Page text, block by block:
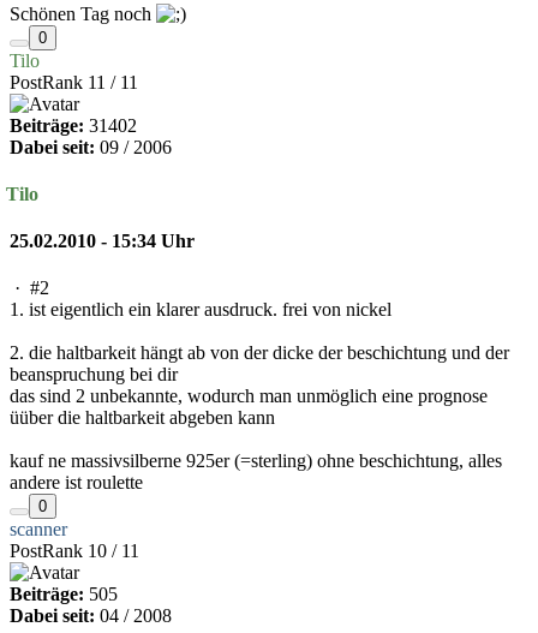
Schönen Tag noch
0
Tilo
PostRank 11 / 11
Beiträge: 31402
Dabei seit: 09 / 2006
Tilo
25.02.2010 - 15:34 Uhr
· #2
1. ist eigentlich ein klarer ausdruck. frei von nickel
2. die haltbarkeit hängt ab von der dicke der beschichtung und der
beanspruchung bei dir
das sind 2 unbekannte, wodurch man unmöglich eine prognose
üüber die haltbarkeit abgeben kann
kauf ne massivsilberne 925er (=sterling) ohne beschichtung, alles
andere ist roulette
0
scanner
PostRank 10 / 11
Beiträge: 505
Dabei seit: 04 / 2008